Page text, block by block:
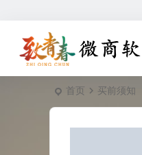
首页 买前须知